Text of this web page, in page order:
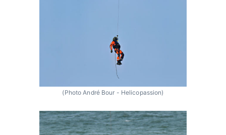
(Photo André Bour - Helicopassion)